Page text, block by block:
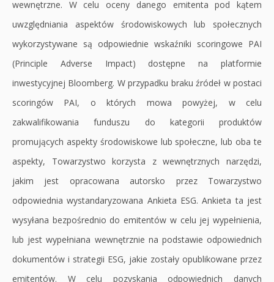
wewnętrzne. W celu oceny danego emitenta pod kątem
uwzględniania aspektów środowiskowych lub społecznych
wykorzystywane są odpowiednie wskaźniki scoringowe PAI
(Principle Adverse Impact) dostępne na platformie
inwestycyjnej Bloomberg. W przypadku braku źródeł w postaci
scoringów PAI, o których mowa powyżej, w celu
zakwalifikowania funduszu do kategorii produktów
promujących aspekty środowiskowe lub społeczne, lub oba te
aspekty, Towarzystwo korzysta z wewnętrznych narzędzi,
jakim jest opracowana autorsko przez Towarzystwo
odpowiednia wystandaryzowana Ankieta ESG. Ankieta ta jest
wysyłana bezpośrednio do emitentów w celu jej wypełnienia,
lub jest wypełniana wewnętrznie na podstawie odpowiednich
dokumentów i strategii ESG, jakie zostały opublikowane przez
emitentów. W celu pozyskania odpowiednich danych